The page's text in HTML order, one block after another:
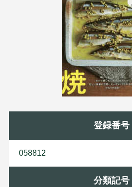
登録番号
058812
分類記号